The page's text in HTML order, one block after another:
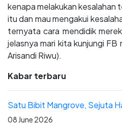
kenapa melakukan kesalahan
itu dan mau mengakui
ternyata cara mendidik
jelasnya mari kita kunjungi FB
Arisandi Riwu).
Kabar terbaru
08 June 2026